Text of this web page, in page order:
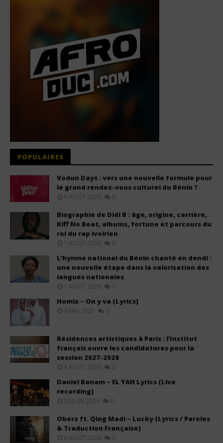
POPULAIRES
Vodun Days : vers une nouvelle formule pour
le grand rendez-vous culturel du Bénin ?
6 AOÛT 2026 0
Biographie de Didi B : âge, origine, carrière,
Kiff No Beat, albums, fortune et parcours du
roi du rap ivoirien
1 AOÛT 2026 0
L’hymne national du Bénin chanté en dendi :
une nouvelle étape dans la valorisation des
langues nationales
1 AOÛT 2026 0
Homix – On y va (Lyrics)
9 MAI 2025 0
Résidences artistiques à Paris : l’Institut
français ouvre les candidatures pour la
session 2027-2028
4 AOÛT 2026 0
Daniel Banam – EL YAH Lyrics (Live
recording)
29 JUIN 2025 0
Oberz ft. Qing Madi – Lucky (Lyrics / Paroles
& Traduction Française)
6 AOÛT 2026 0